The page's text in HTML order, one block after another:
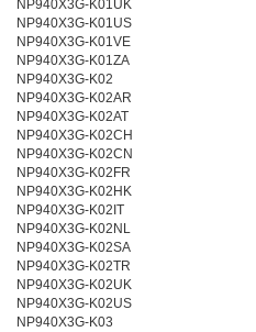
NP940X3G-K01UK
NP940X3G-K01US
NP940X3G-K01VE
NP940X3G-K01ZA
NP940X3G-K02
NP940X3G-K02AR
NP940X3G-K02AT
NP940X3G-K02CH
NP940X3G-K02CN
NP940X3G-K02FR
NP940X3G-K02HK
NP940X3G-K02IT
NP940X3G-K02NL
NP940X3G-K02SA
NP940X3G-K02TR
NP940X3G-K02UK
NP940X3G-K02US
NP940X3G-K03